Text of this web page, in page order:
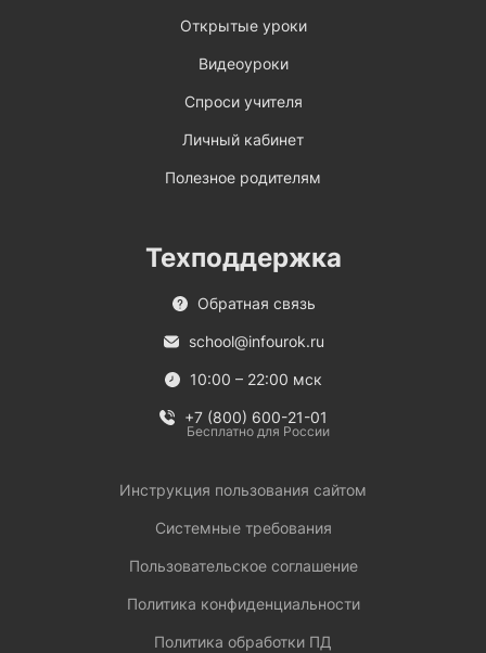
Открытые уроки
Видеоуроки
Спроси учителя
Личный кабинет
Полезное родителям
Техподдержка
Обратная связь
school@infourok.ru
10:00 – 22:00 мск
+7 (800) 600-21-01
Бесплатно для России
Инструкция пользования сайтом
Системные требования
Пользовательское соглашение
Политика конфиденциальности
Политика обработки ПД